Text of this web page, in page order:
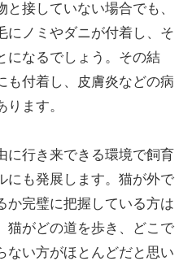
接していない場合でも、
にノミやダニが付着し、そ
になるでしょう。その結
も付着し、皮膚炎などの病
ます。
に行き来できる環境で飼育
にも発展します。猫が外で
か完璧に把握している方は
猫がどの道を歩き、どこで
ない方がほとんどだと思い